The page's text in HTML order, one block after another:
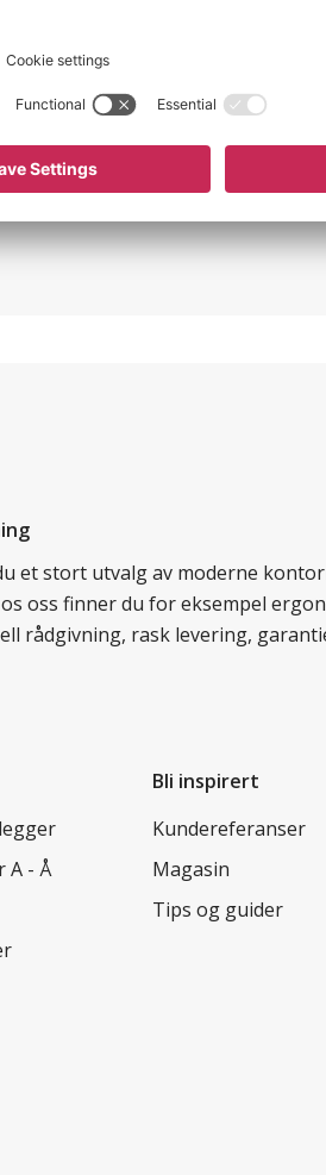
IBAN
et stort utvalg av moderne
oss finner du for eksempel
rådgivning, rask levering,
A - Å
Bli inspirert
Kundereferanser
Magasin
Tips og guider